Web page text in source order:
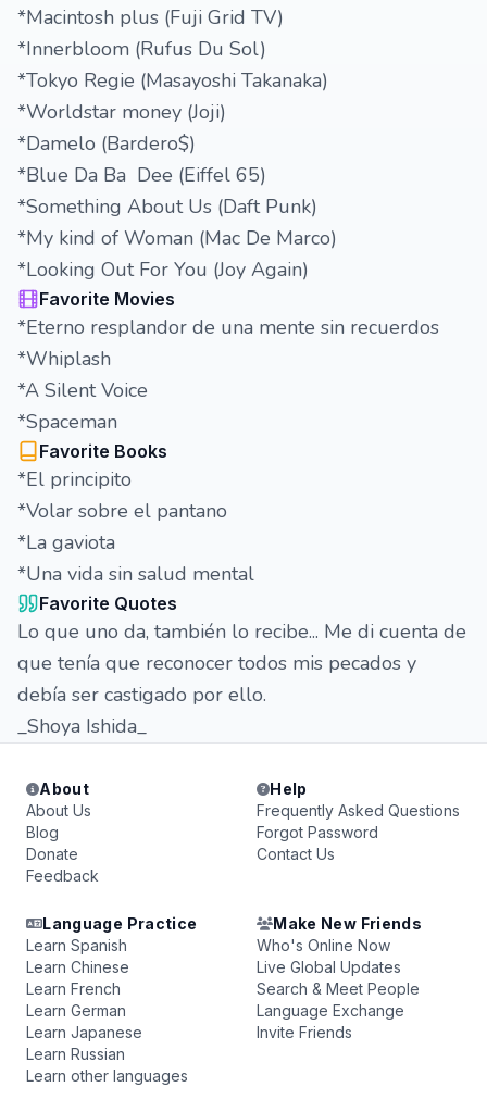
*Macintosh plus (Fuji Grid TV)
*Innerbloom (Rufus Du Sol)
*Tokyo Regie (Masayoshi Takanaka)
*Worldstar money (Joji)
*Damelo (Bardero$)
*Blue Da Ba Dee (Eiffel 65)
*Something About Us (Daft Punk)
*My kind of Woman (Mac De Marco)
*Looking Out For You (Joy Again)
Favorite Movies
*Eterno resplandor de una mente sin recuerdos
*Whiplash
*A Silent Voice
*Spaceman
Favorite Books
*El principito
*Volar sobre el pantano
*La gaviota
*Una vida sin salud mental
Favorite Quotes
Lo que uno da, también lo recibe... Me di cuenta de
que tenía que reconocer todos mis pecados y
debía ser castigado por ello.
_Shoya Ishida_
About
About Us
Blog
Donate
Feedback
Help
Frequently Asked Questions
Forgot Password
Contact Us
Language Practice
Learn Spanish
Learn Chinese
Learn French
Learn German
Learn Japanese
Learn Russian
Learn other languages
Make New Friends
Who's Online Now
Live Global Updates
Search & Meet People
Language Exchange
Invite Friends